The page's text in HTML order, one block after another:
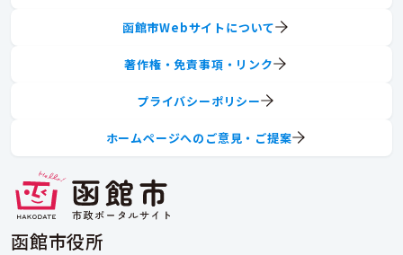
函館市役所
函館市Webサイトについて
著作権・免責事項・リンク
プライバシーポリシー
ホームページへのご意見・ご提案